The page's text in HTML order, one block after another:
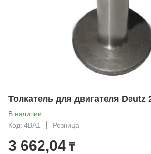
Толкатель для двигателя Deutz
В наличии
Код: 4BA1
Розница
3 662,04 ₸